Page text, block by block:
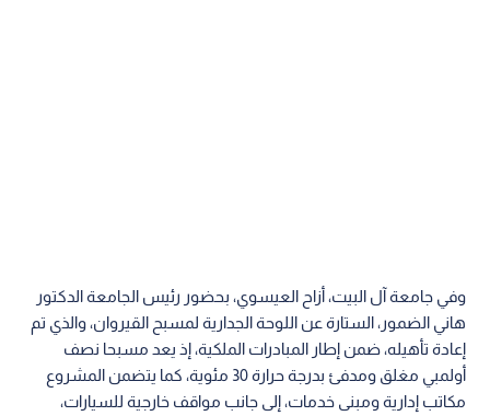
وفي جامعة آل البيت، أزاح العيسوي، بحضور رئيس الجامعة الدكتور
هاني الضمور، الستارة عن اللوحة الجدارية لمسبح القيروان، والذي تم
إعادة تأهيله، ضمن إطار المبادرات الملكية، إذ يعد مسبحا نصف
أولمبي مغلق ومدفئ بدرجة حرارة 30 مئوية، كما يتضمن المشروع
مكاتب إدارية ومبنى خدمات، إلى جانب مواقف خارجية للسيارات،